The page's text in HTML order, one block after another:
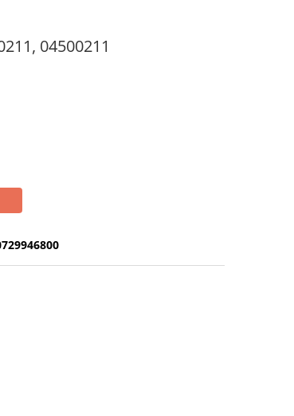
04500211